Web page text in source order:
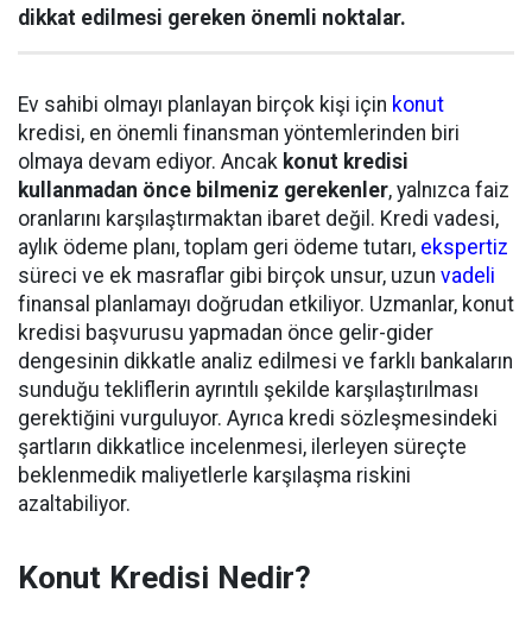
dikkat edilmesi gereken önemli noktalar.
Ev sahibi olmayı planlayan birçok kişi için konut
kredisi, en önemli finansman yöntemlerinden biri
olmaya devam ediyor. Ancak konut kredisi
kullanmadan önce bilmeniz gerekenler, yalnızca faiz
oranlarını karşılaştırmaktan ibaret değil. Kredi vadesi,
aylık ödeme planı, toplam geri ödeme tutarı, ekspertiz
süreci ve ek masraflar gibi birçok unsur, uzun vadeli
finansal planlamayı doğrudan etkiliyor. Uzmanlar, konut
kredisi başvurusu yapmadan önce gelir-gider
dengesinin dikkatle analiz edilmesi ve farklı bankaların
sunduğu tekliflerin ayrıntılı şekilde karşılaştırılması
gerektiğini vurguluyor. Ayrıca kredi sözleşmesindeki
şartların dikkatlice incelenmesi, ilerleyen süreçte
beklenmedik maliyetlerle karşılaşma riskini
azaltabiliyor.
Konut Kredisi Nedir?